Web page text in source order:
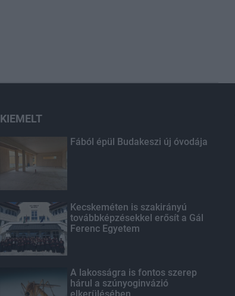
KIEMELT
Fából épül Budakeszi új óvodája
Kecskeméten is szakirányú
továbbképzésekkel erősít a Gál
Ferenc Egyetem
A lakosságra is fontos szerep
hárul a szúnyoginvázió